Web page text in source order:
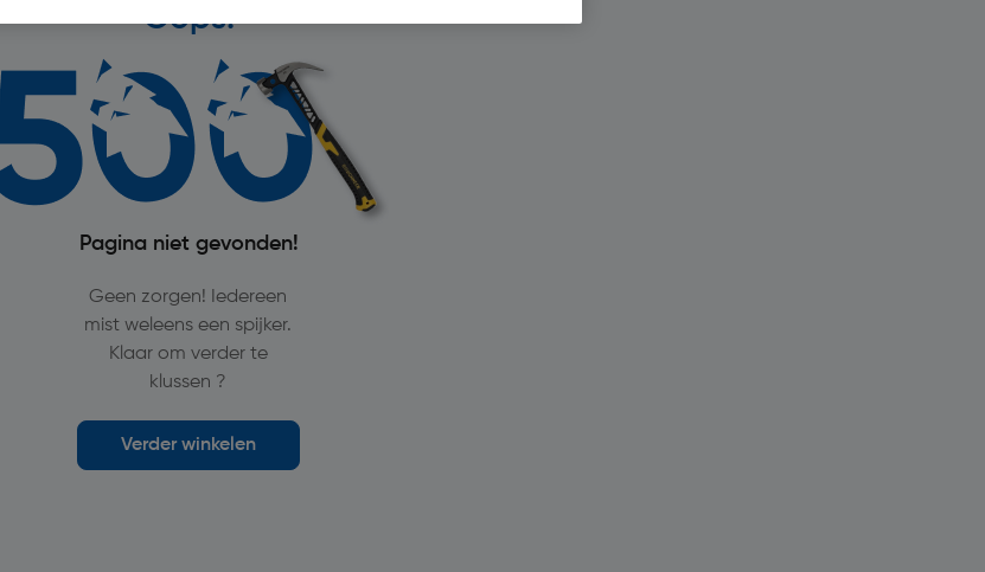
Oops!
Pagina niet gevonden!
Geen zorgen! Iedereen
mist weleens een spijker.
Klaar om verder te
klussen ?
Verder winkelen